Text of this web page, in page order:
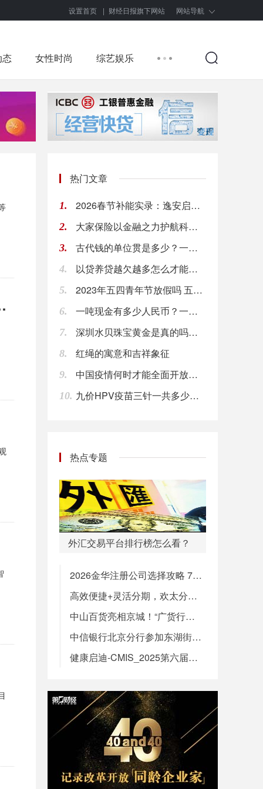
设置首页 | 财经日报旗下网站 网站导航
女性时尚 综艺娱乐
7个维度才是关键
热门文章
1. 2026春节补能实录：逸安启超充如何通过全链路优化实现丝滑出行
2. 大家保险以金融之力护航科创 激活高质量发展新动能
3. 古代钱的单位贯是多少？一贯钱多少人民币？
4. 以贷养贷越欠越多怎么才能自救 网贷欠款太多应该这样做
5. 2023年五四青年节放假吗 五四青年节放假几天
6. 一吨现金有多少人民币？一亿人民币几吨？
7. 深圳水贝珠宝黄金是真的吗？深圳水贝黄金有假货吗？
8. 红绳的寓意和吉祥象征
9. 中国疫情何时才能全面开放？ 2024年疫情能结束吗
10. 九价HPV疫苗三针一共多少钱？九价三针价格都一样吗？
热点专题
外汇交易平台排行榜怎么看？
2026金华注册公司选择攻略 7项标准走完不踩坑
高效便捷+灵活分期，欢太分期助力轻松入手心仪数码好物
中山百货亮相京城！“广货行天下·中山百货进北京”活动启幕
中信银行北京分行参加东湖街道金融赋能大会暨金融服务矩阵启动仪式
健康启迪-CMIS_2025第六届中国医药华北数智峰会正式拉开帷幕暨康启源生物科技新品发布会